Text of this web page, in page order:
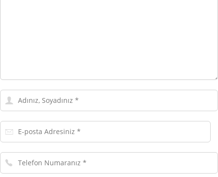
Adınız,
Soyadınız
E-
posta
Adresiniz
Telefon
Numaranız